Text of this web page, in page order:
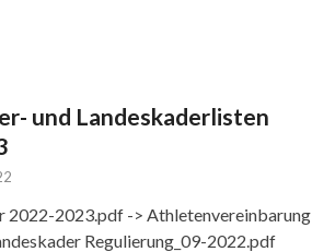
und Landeskaderlisten
2022-2023.pdf -> Athletenvereinbarung
Regulierung_09-2022.pdf